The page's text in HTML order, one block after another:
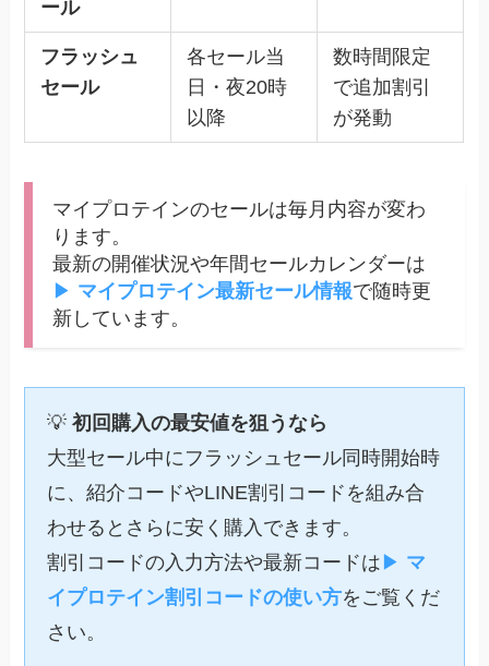
ール
フラッシュ
セール
各セール当
日・夜20時
以降
数時間限定
で追加割引
が発動
マイプロテインのセールは毎月内容が変わ
ります。
最新の開催状況や年間セールカレンダーは
▶︎ マイプロテイン最新セール情報で随時更
新しています。
💡 初回購入の最安値を狙うなら
大型セール中にフラッシュセール同時開始時
に、紹介コードやLINE割引コードを組み合
わせるとさらに安く購入できます。
割引コードの入力方法や最新コードは ▶︎ マ
イプロテイン割引コードの使い方をご覧くだ
さい。